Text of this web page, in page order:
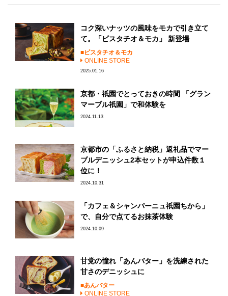
コク深いナッツの風味をモカで引き立て
て。「ピスタチオ＆モカ」 新登場
ピスタチオ＆モカ
ONLINE STORE
2025.01.16
京都・祇園でとっておきの時間 「グラン
マーブル祇園」で和体験を
2024.11.13
京都市の「ふるさと納税」返礼品でマー
ブルデニッシュ2本セットが申込件数１
位に！
2024.10.31
「カフェ＆シャンパーニュ祇園ちから」
で、自分で点てるお抹茶体験
2024.10.09
甘党の憧れ「あんバター」を洗練された
甘さのデニッシュに
あんバター
ONLINE STORE